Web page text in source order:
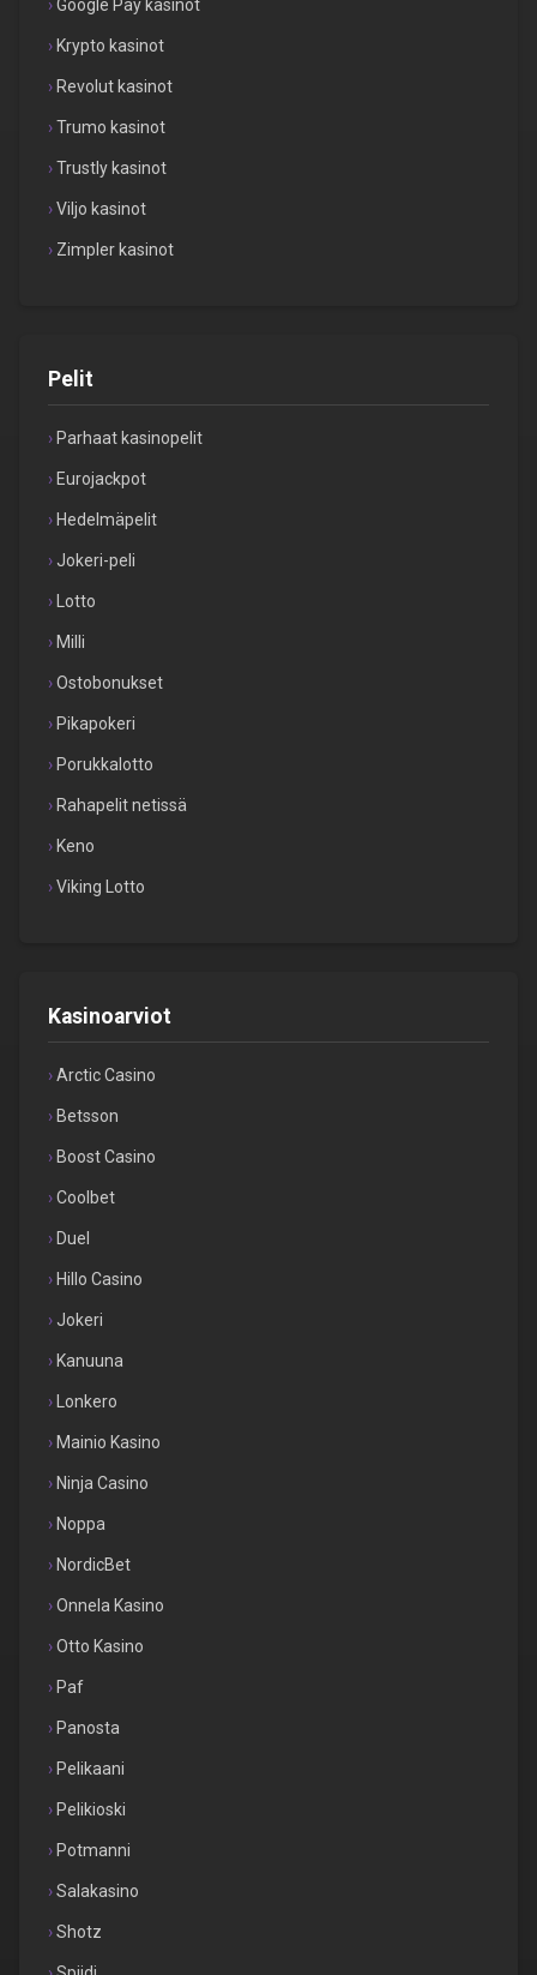
Google Pay kasinot
Krypto kasinot
Revolut kasinot
Trumo kasinot
Trustly kasinot
Viljo kasinot
Zimpler kasinot
Pelit
Parhaat kasinopelit
Eurojackpot
Hedelmäpelit
Jokeri-peli
Lotto
Milli
Ostobonukset
Pikapokeri
Porukkalotto
Rahapelit netissä
Keno
Viking Lotto
Kasinoarviot
Arctic Casino
Betsson
Boost Casino
Coolbet
Duel
Hillo Casino
Jokeri
Kanuuna
Lonkero
Mainio Kasino
Ninja Casino
Noppa
NordicBet
Onnela Kasino
Otto Kasino
Paf
Panosta
Pelikaani
Pelikioski
Potmanni
Salakasino
Shotz